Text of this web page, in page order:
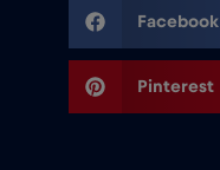
Facebook
Pinterest